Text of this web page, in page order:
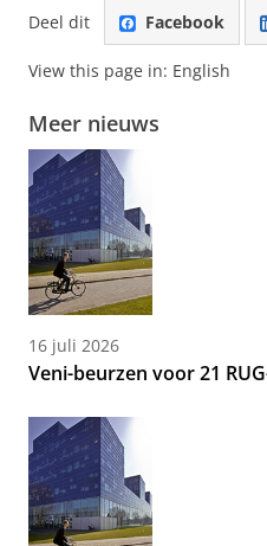
Deel dit Facebook
View this page in: English
Meer nieuws
16 juli 2026
Veni-beurzen voor 21